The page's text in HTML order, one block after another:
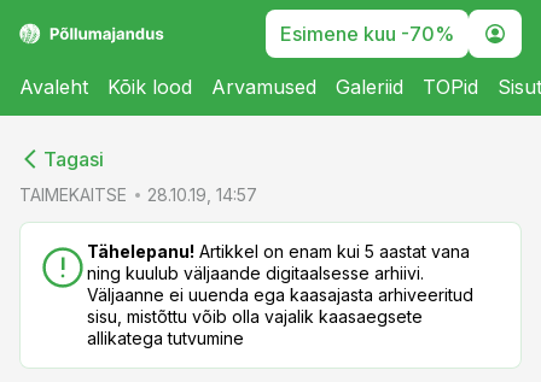
Esimene kuu -70%
Avaleht Kõik lood Arvamused Galeriid TOPid
Tagasi
TAIMEKAITSE 28.10.19, 14:57
Tähelepanu! Artikkel on enam kui 5 aastat vana
ning kuulub väljaande digitaalsesse arhiivi.
Väljaanne ei uuenda ega kaasajasta arhiveeritud
sisu, mistõttu võib olla vajalik kaasaegsete
allikatega tutvumine